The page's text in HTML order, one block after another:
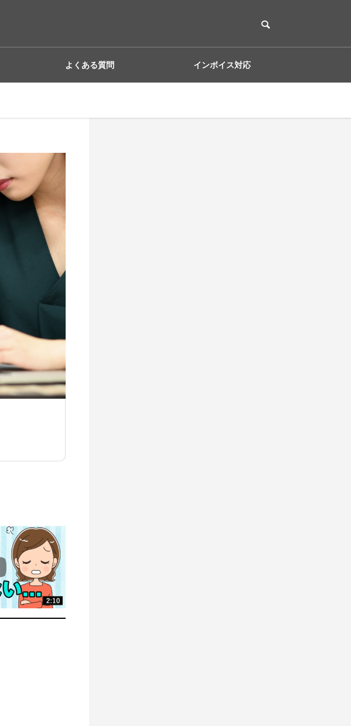
よくある質問 インボイス対応